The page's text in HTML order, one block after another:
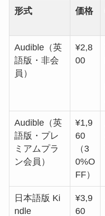
形式 価格
Audible（英
語版・非会
員）
¥2,8
00
Audible（英
語版・プレ
ミアムプラ
ン会員）
¥1,9
60
（3
0%O
FF）
日本語版 Ki
ndle
¥3,9
60